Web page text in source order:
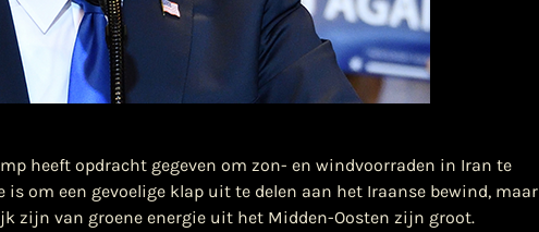
heeft opdracht gegeven om zon- en windvoorraden in Iran te
is om een gevoelige klap uit te delen aan het Iraanse bewind, maar
zijn van groene energie uit het Midden-Oosten zijn groot.